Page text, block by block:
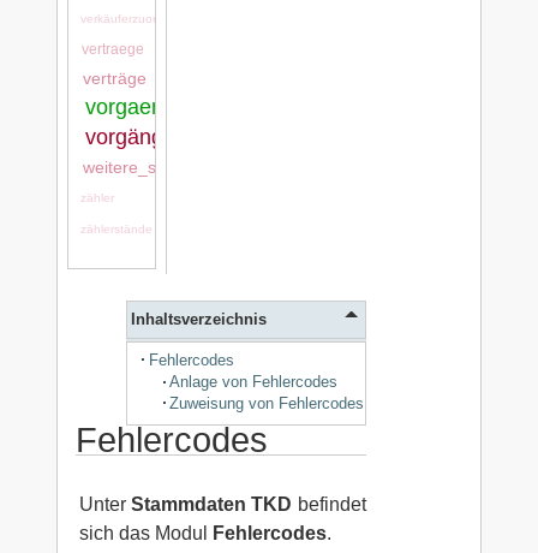
verkäuferzuordnung
vertraege
verträge
vorgaenge:vorgaenge
vorgänge
weitere_stammdaten
zähler
zählerstände
Inhaltsverzeichnis
Fehlercodes
Anlage von Fehlercodes
Zuweisung von Fehlercodes
Fehlercodes
UnterStammdaten TKD befindet
sich das Modul
Fehlercodes.